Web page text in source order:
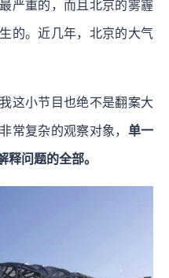
严重的，而且北京的雾霾
的。近几年，北京的大气
这小节目也绝不是翻案大
常复杂的观察对象， 单一
释问题的全部。